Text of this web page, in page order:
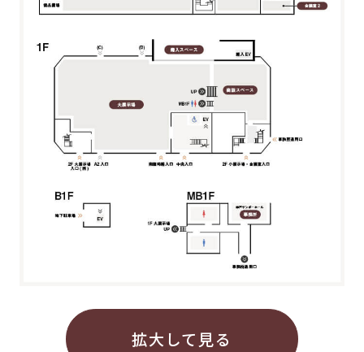
拡大して見る